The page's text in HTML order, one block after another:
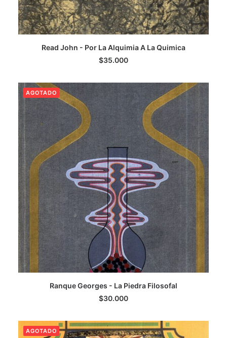
LEER MÁS
Read John - Por La Alquimia A La Quimica
$35.000
AGOTADO
LEER MÁS
Ranque Georges - La Piedra Filosofal
$30.000
AGOTADO